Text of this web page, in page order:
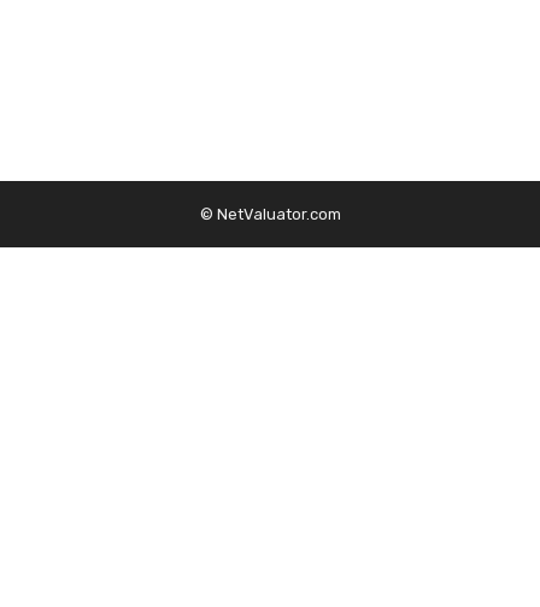
© NetValuator.com